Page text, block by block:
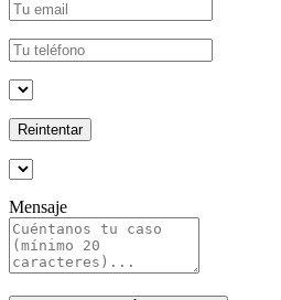
Reintentar
Mensaje